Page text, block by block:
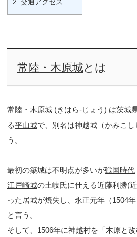
常陸・木原城とは
常陸・木原城 (きはら-じょう) は茨城
る平山城で、別名は神越城（かみこ
う。
最初の築城は不明点が多いが戦国時代
江戸崎城の土岐氏に仕える近藤利勝(
った居城が焼失し、永正元年（1504
と言う。
そして、1506年に神越村を「木原と